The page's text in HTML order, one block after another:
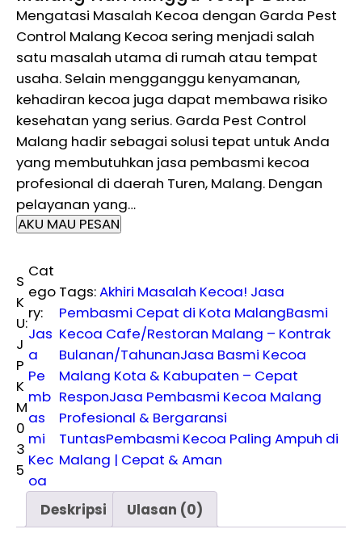
Mengatasi Masalah Kecoa dengan Garda Pest
Control Malang Kecoa sering menjadi salah
satu masalah utama di rumah atau tempat
usaha. Selain mengganggu kenyamanan,
kehadiran kecoa juga dapat membawa risiko
kesehatan yang serius. Garda Pest Control
Malang hadir sebagai solusi tepat untuk Anda
yang membutuhkan jasa pembasmi kecoa
profesional di daerah Turen, Malang. Dengan
pelayanan yang…
AKU MAU PESAN
S
K
U:
J
P
K
M
0
3
5
Cat
ego
ry:
Jas
a
Pe
mb
as
mi
Kec
oa
Tags:Akhiri Masalah Kecoa! Jasa
Pembasmi Cepat di Kota MalangBasmi
Kecoa Cafe/Restoran Malang – Kontrak
Bulanan/TahunanJasa Basmi Kecoa
Malang Kota & Kabupaten – Cepat
ResponJasa Pembasmi Kecoa Malang
Profesional & Bergaransi
TuntasPembasmi Kecoa Paling Ampuh di
Malang | Cepat & Aman
Deskripsi Ulasan (0)